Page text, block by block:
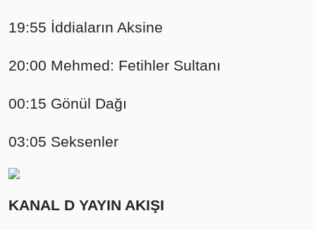
19:55 İddiaların Aksine
20:00 Mehmed: Fetihler Sultanı
00:15 Gönül Dağı
03:05 Seksenler
KANAL D YAYIN AKIŞI